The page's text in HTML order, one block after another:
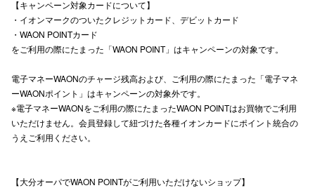
【キャンペーン対象カードについて】
・イオンマークのついたクレジットカード、デビットカード
・WAON POINTカード
をご利用の際にたまった「WAON POINT」はキャンペーンの対象です。
電子マネーWAONのチャージ残高および、ご利用の際にたまった「電子マネ
ーWAONポイント」はキャンペーンの対象外です。
※電子マネーWAONをご利用の際にたまったWAON POINTはお買物でご利用
いただけません。会員登録して紐づけた各種イオンカードにポイント統合の
うえご利用ください。
【大分オーパでWAON POINTがご利用いただけないショップ】
三宮オ
キャナルシ
那覇オ